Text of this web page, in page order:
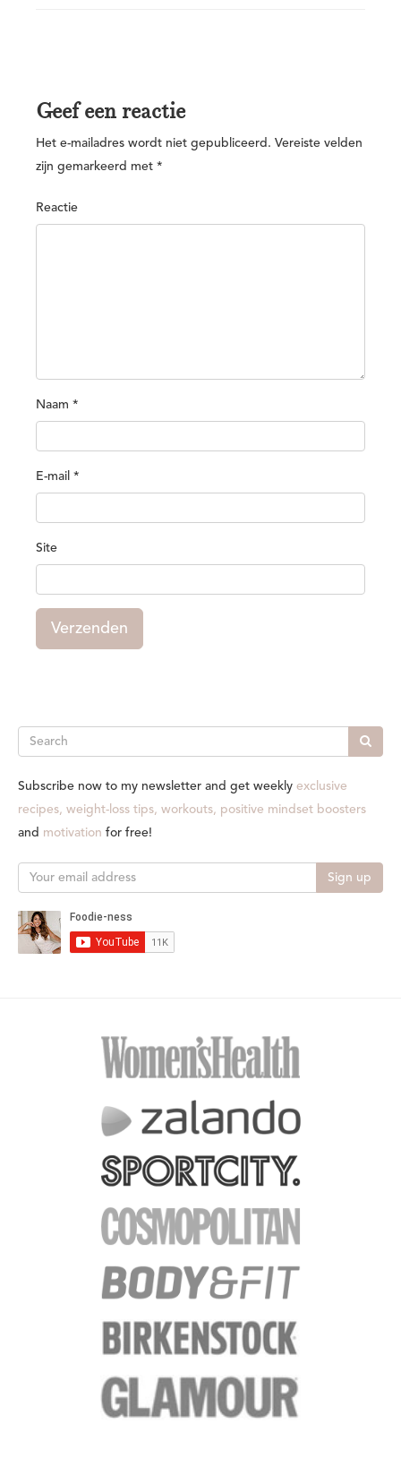
Geef een reactie
Het e-mailadres wordt niet gepubliceerd. Vereiste velden
zijn gemarkeerd met *
Reactie
Naam *
E-mail *
Site
Verzenden
Search
Subscribe now to my newsletter and get weekly exclusive
recipes, weight-loss tips, workouts, positive mindset boosters
and motivation for free!